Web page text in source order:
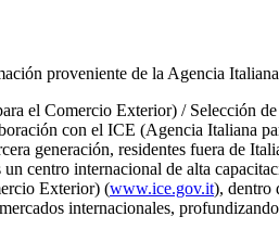
proveniente de la Agencia
el Comercio Exterior) / Selección de
con el ICE (Agencia Italiana
generación, residentes fuera de
un centro internacional de alta
Exterior) (www.ice.gov.it), dentro
internacionales,